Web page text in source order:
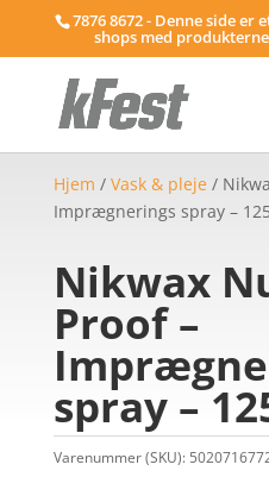
7876 8672 - Denne side
shops med produkterne
Hjem / Vask & pleje /
Imprægnerings spray –
Nikwax
Proof –
spray –
Varenummer (SKU):